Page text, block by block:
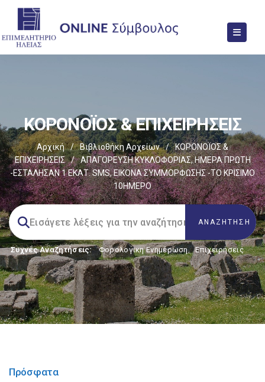
ΚΟΡΟΝΟΪΟΣ & ΕΠΙΧΕΙΡΗΣΕΙΣ
Αρχική / Βιβλιοθήκη Αρχείων /
ΚΟΡΟΝΟΪΟΣ &
ΕΠΙΧΕΙΡΗΣΕΙΣ
/
ΑΠΑΓΟΡΕΥΣΗ ΚΥΚΛΟΦΟΡΙΑΣ, ΗΜΕΡΑ ΠΡΩΤΗ
-ΕΣΤΑΛΗΣΑΝ 1 ΕΚΑΤ. SMS, ΕΙΚΟΝΑ ΣΥΜΜΟΡΦΩΣΗΣ -ΤΟ ΚΡΙΣΙΜΟ
10ΗΜΕΡΟ
Συχνές Αναζητήσεις: Φορολογικη Ενημέρωση, Επιχειρήσεις
Πρόσφατα